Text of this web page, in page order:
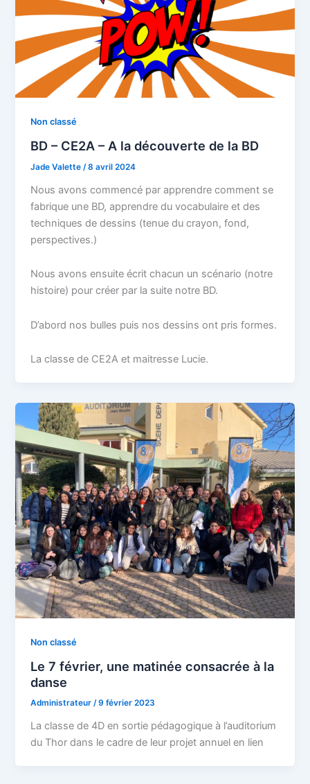
Non classé
BD – CE2A – A la découverte de la BD
Jade Valette /8 avril 2024
Nous avons commencé par apprendre comment se
fabrique une BD, apprendre du vocabulaire et des
techniques de dessins (tenue du crayon, fond,
perspectives.)
Nous avons ensuite écrit chacun un scénario (notre
histoire) pour créer par la suite notre BD.
D’abord nos bulles puis nos dessins ont pris formes.
La classe de CE2A et maitresse Lucie.
Non classé
Le 7 février, une matinée consacrée à la
danse
Administrateur/9 février 2023
La classe de 4D en sortie pédagogique à l’auditorium
du Thor dans le cadre de leur projet annuel en lien